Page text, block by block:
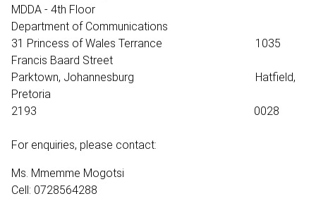
MDDA - 4th Floor
Department of Communications
31 Princess of Wales Terrance 1035
Francis Baard Street
Parktown, Johannesburg Hatfield,
Pretoria
2193 0028
For enquiries, please contact:
Ms. Mmemme Mogotsi
Cell: 0728564288